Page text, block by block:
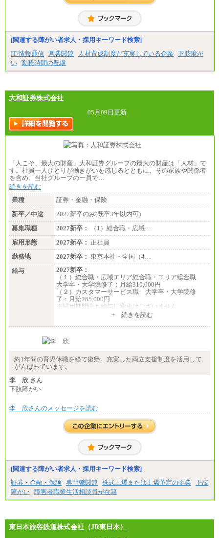
[関連する障がい者求人・採用キーワード検索]
IT/情報通信 営業関連 人材育成制度が充実している企業
下肢障が
い 勤務時間の配慮
大和証券株式会社
05月09日更新
「人こそ、最大の財産」大和証券グループの最大の財産は「人材」で
す。社員一人ひとりが働きがいを感じるとともに、その家族や関係者
を含め、当社グループの一員で…
続きを読む
業種
証券・金融・保険
新卒／中途
2027新卒のみ(既卒3年以内可)
募集職種
2027新卒：
（1）総合職・広域…
雇用形態
2027新卒： 正社員
勤務地
2027新卒： 東京本社・全国（4…
給与
2027新卒：
（１）総合職・広域エリア総合職・エリア総合職
大学卒・大学院修了：月給310,000円
（２）カスタマーサービス職 大学卒・大学院修
了：月給265,000円
※試用期間中も給与に変更はございません
+ 続きを読む
約1年間の育児休職を経て復帰。充実した両立支援制度を活用して
がんばっています。
李 欣 さん
下肢障がい
李 欣さんのメッセージを読む
[関連する障がい者求人・採用キーワード検索]
証券・金融・保険 専門職関連 株式上場または上場予定の企業
下肢
障がい 障害者職業生活相談員が在籍
東日本旅客鉄道株式会社（JR東日本）